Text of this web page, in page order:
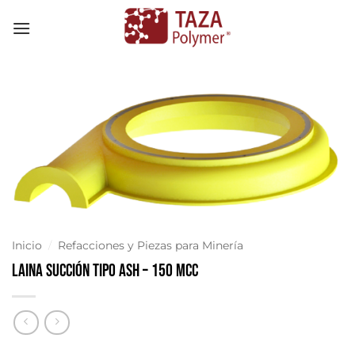
Inicio Refacciones y Piezas para Minería
Laina Succión Tipo Ash – 150 MCC